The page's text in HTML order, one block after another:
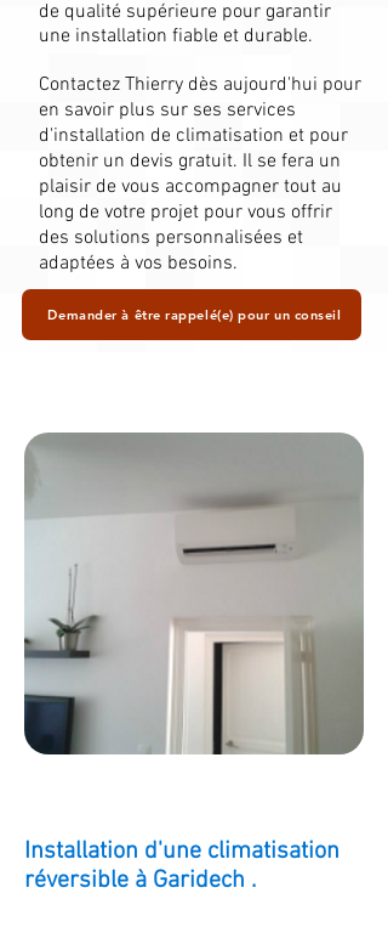
de qualité supérieure pour garantir
une installation fiable et durable.
Contactez Thierry dès aujourd'hui pour
en savoir plus sur ses services
d'installation de climatisation et pour
obtenir un devis gratuit. Il se fera un
plaisir de vous accompagner tout au
long de votre projet pour vous offrir
des solutions personnalisées et
adaptées à vos besoins.
Demander à être rappelé(e) pour un conseil
Installation d'une climatisation
réversible à Garidech .